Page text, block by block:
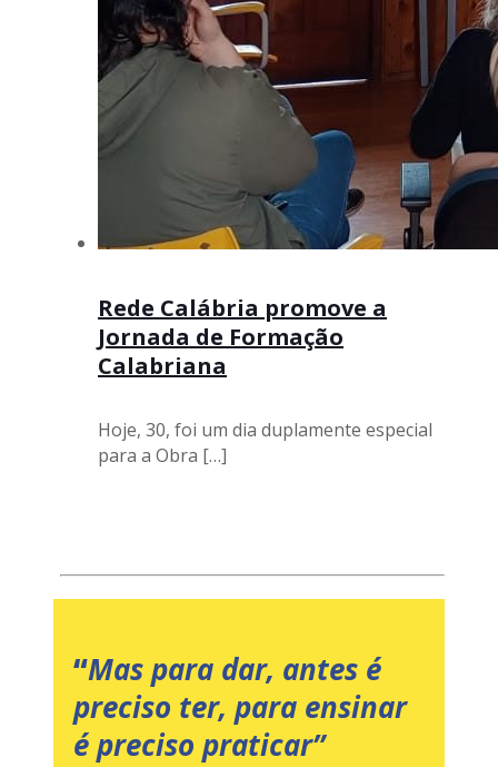
Rede Calábria promove a
Jornada de Formação
Calabriana
Hoje, 30, foi um dia duplamente especial
para a Obra […]
“Mas para dar, antes é
preciso ter, para ensinar
é preciso praticar”